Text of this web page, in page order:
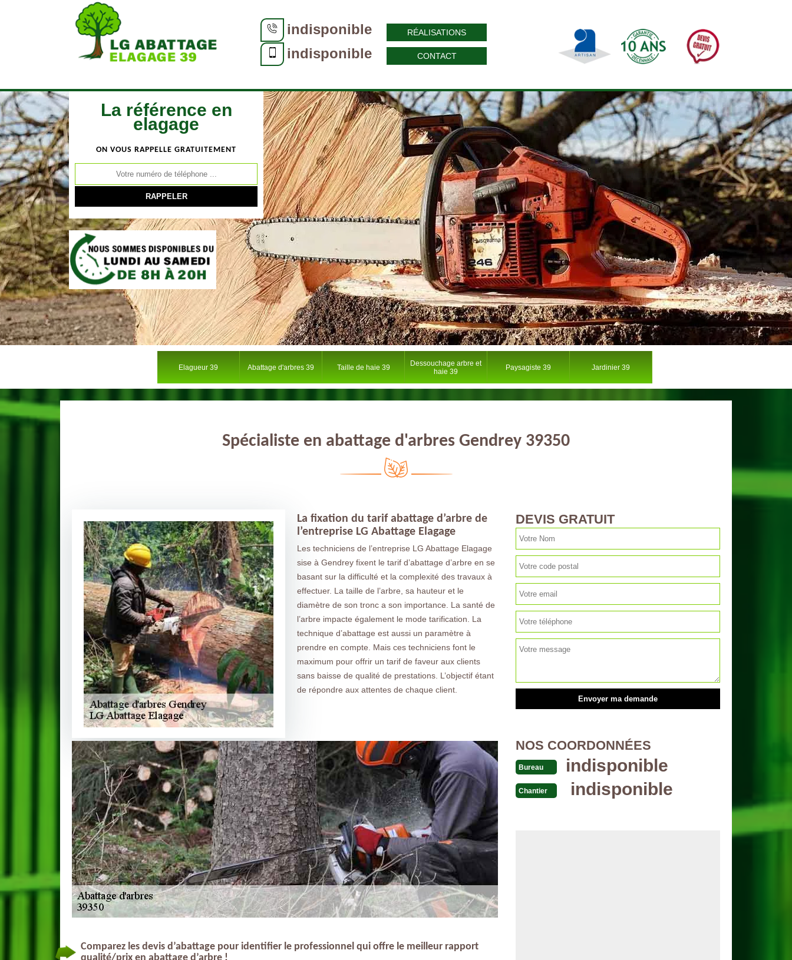
indisponible
indisponible
RÉALISATIONS
CONTACT
La référence en
elagage
ON VOUS RAPPELLE GRATUITEMENT
Elagueur 39 Abattage d'arbres 39 Taille de haie 39
Dessouchage arbre et
haie 39
Paysagiste 39 Jardinier 39
Spécialiste en abattage d'arbres Gendrey 39350
La fixation du tarif abattage d’arbre de
l’entreprise LG Abattage Elagage
Les techniciens de l’entreprise LG Abattage Elagage
sise à Gendrey fixent le tarif d’abattage d’arbre en se
basant sur la difficulté et la complexité des travaux à
effectuer. La taille de l’arbre, sa hauteur et le
diamètre de son tronc a son importance. La santé de
l’arbre impacte également le mode tarification. La
technique d’abattage est aussi un paramètre à
prendre en compte. Mais ces techniciens font le
maximum pour offrir un tarif de faveur aux clients
sans baisse de qualité de prestations. L’objectif étant
de répondre aux attentes de chaque client.
Comparez les devis d’abattage pour identifier le professionnel qui offre le meilleur rapport
DEVIS GRATUIT
NOS COORDONNÉES
Bureau indisponible
Chantier indisponible